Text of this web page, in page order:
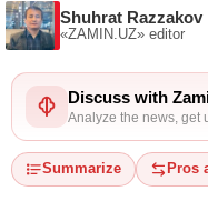
Shuhrat Razzakov
«ZAMIN.UZ» editor
Discuss with
Analyze the news, get
Summarize Pros